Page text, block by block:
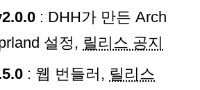
: DHH가 만든 Arch
설정, 릴리스 공지
: 웹 번들러, 릴리스